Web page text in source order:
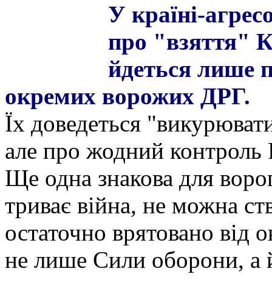
У країні-
про "взяття"
йдеться лише
окремих ворожих ДРГ.
Їх доведеться
але про жодний контроль
Ще одна знакова для
триває війна, не можна
остаточно врятовано від
не лише Сили оборони, а